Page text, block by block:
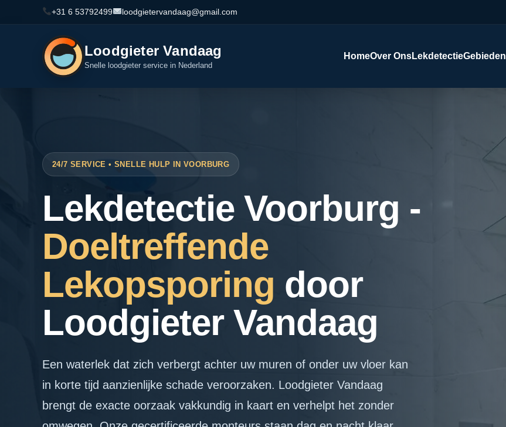
+31 6 53792499 loodgietervandaag@gmail.com
Loodgieter Vandaag
Snelle loodgieter service in Nederland
HomeOver OnsLekdetectieGebieden
24/7 SERVICE • SNELLE HULP IN VOORBURG
Lekdetectie Voorburg -
Doeltreffende
Lekopsporing door
Loodgieter Vandaag
Een waterlek dat zich verbergt achter uw muren of onder uw vloer kan
in korte tijd aanzienlijke schade veroorzaken. Loodgieter Vandaag
brengt de exacte oorzaak vakkundig in kaart en verhelpt het zonder